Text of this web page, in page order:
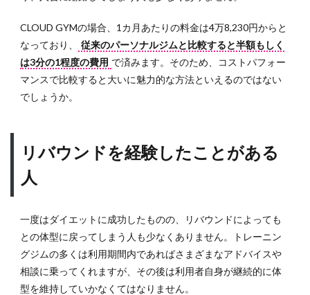
CLOUD GYMの場合、1カ月あたりの料金は4万8,230円からと
なっており、
従来のパーソナルジムと比較すると半額もしく
は3分の1程度の費用 で済みます。そのため、コストパフォー
マンスで比較すると大いに魅力的な方法といえるのではない
でしょうか。
リバウンドを経験したことがある
人
一度はダイエットに成功したものの、リバウンドによっても
との体型に戻ってしまう人も少なくありません。トレーニン
グジムの多くは利用期間内であればさまざまなアドバイスや
相談に乗ってくれますが、その後は利用者自身が継続的に体
型を維持していかなくてはなりません。